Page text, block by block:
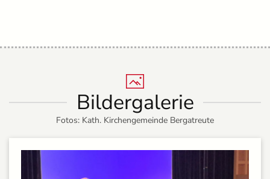
Bildergalerie
Fotos: Kath. Kirchengemeinde Bergatreute